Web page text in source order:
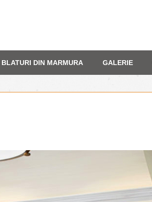
BLATURI DIN MARMURA GALERIE